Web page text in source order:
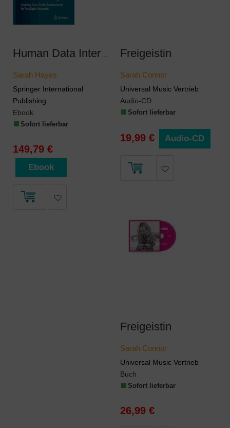
Sarah Hayes
Springer International
Publishing
Ebook
Sofort lieferbar
149,79 €
Ebook
Freigeistin
Sarah Connor
Universal Music Vertrieb
Audio-CD
Sofort lieferbar
19,99 € Audio-CD
Freigeistin
Sarah Connor
Universal Music Vertrieb
Buch
Sofort lieferbar
26,99 €